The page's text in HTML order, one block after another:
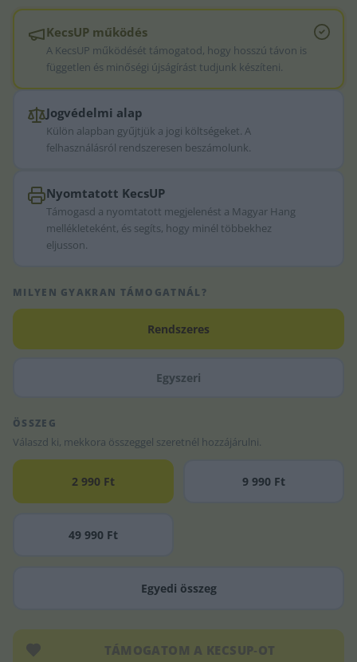
KecsUP működés
A KecsUP működését támogatod, hogy hosszú távon is
független és minőségi újságírást tudjunk készíteni.
Jogvédelmi alap
Külön alapban gyűjtjük a jogi költségeket. A
felhasználásról rendszeresen beszámolunk.
Nyomtatott KecsUP
Támogasd a nyomtatott megjelenést a Magyar Hang
mellékleteként, és segíts, hogy minél többekhez
eljusson.
MILYEN GYAKRAN TÁMOGATNÁL?
Rendszeres
Egyszeri
ÖSSZEG
Válaszd ki, mekkora összeggel szeretnél hozzájárulni.
2 990 Ft 9 990 Ft
49 990 Ft
Egyedi összeg
TÁMOGATOM A KECSUP‑OT